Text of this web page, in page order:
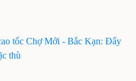
tốc Chợ Mới - Bắc Kạn: Đẩy
thù